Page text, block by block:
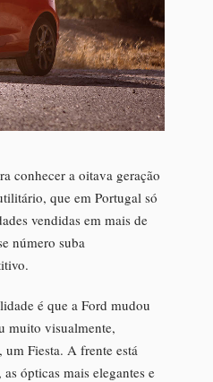
conhecer a oitava geração
que em Portugal só
vendidas em mais de
número suba
é que a Ford mudou
muito visualmente,
Fiesta. A frente está
ópticas mais elegantes e